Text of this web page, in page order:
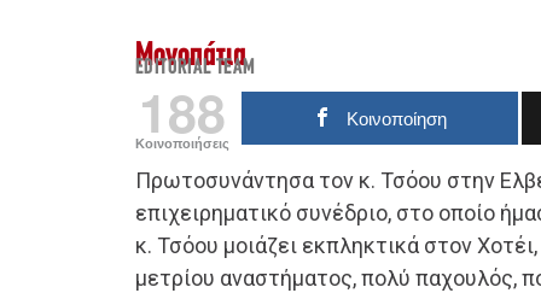
Μονοπάτια
EDITORIAL TEAM
188
Κοινοποιήσεις
Κοινοποίηση
Πρωτοσυνάντησα τον κ. Τσόου στην
επιχειρηματικό συνέδριο, στο οποίο
κ. Τσόου μοιάζει εκπληκτικά στον
μετρίου αναστήματος, πολύ παχουλός,